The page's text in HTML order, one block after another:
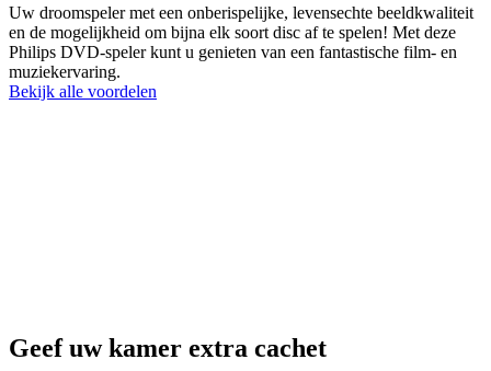
Uw droomspeler met een onberispelijke, levensechte beeldkwaliteit
en de mogelijkheid om bijna elk soort disc af te spelen! Met deze
Philips DVD-speler kunt u genieten van een fantastische film- en
muziekervaring.
Bekijk alle voordelen
Geef uw kamer extra cachet